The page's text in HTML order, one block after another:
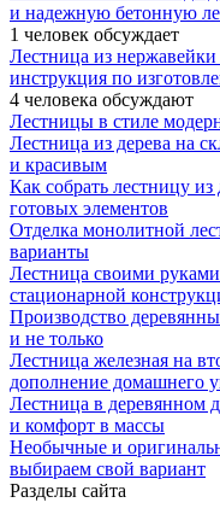
и надежную бетонную
1 человек обсуждает
Лестница из нержавейки
инструкция по
4 человека обсуждают
Лестницы в стиле
Лестница из дерева на
и красивым
Как собрать лестницу
готовых элементов
Отделка монолитной
варианты
Лестница своими
стационарной
Производство
и не только
Лестница железная на
дополнение домашнего
Лестница в деревянном
и комфорт в массы
Необычные и
выбираем свой вариант
Разделы сайта